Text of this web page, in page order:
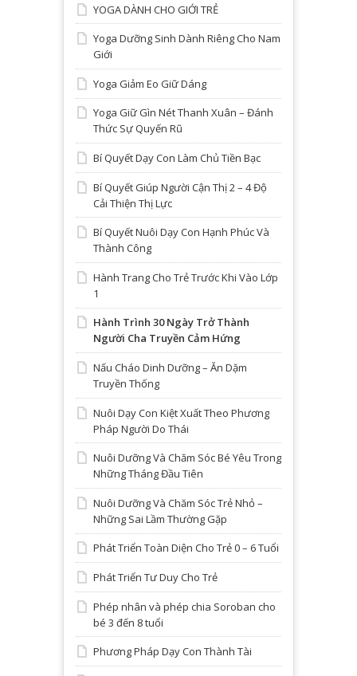
YOGA DÀNH CHO GIỚI TRẺ
Yoga Dưỡng Sinh Dành Riêng Cho Nam
Giới
Yoga Giảm Eo Giữ Dáng
Yoga Giữ Gìn Nét Thanh Xuân – Đánh
Thức Sự Quyến Rũ
Bí Quyết Dạy Con Làm Chủ Tiền Bạc
Bí Quyết Giúp Người Cận Thị 2 – 4 Độ
Cải Thiện Thị Lực
Bí Quyết Nuôi Dạy Con Hạnh Phúc Và
Thành Công
Hành Trang Cho Trẻ Trước Khi Vào Lớp
1
Hành Trình 30 Ngày Trở Thành
Người Cha Truyền Cảm Hứng
Nấu Cháo Dinh Dưỡng – Ăn Dặm
Truyền Thống
Nuôi Dạy Con Kiệt Xuất Theo Phương
Pháp Người Do Thái
Nuôi Dưỡng Và Chăm Sóc Bé Yêu Trong
Những Tháng Đầu Tiên
Nuôi Dưỡng Và Chăm Sóc Trẻ Nhỏ –
Những Sai Lầm Thường Gặp
Phát Triển Toàn Diện Cho Trẻ 0 – 6 Tuổi
Phát Triển Tư Duy Cho Trẻ
Phép nhân và phép chia Soroban cho
bé 3 đến 8 tuổi
Phương Pháp Dạy Con Thành Tài